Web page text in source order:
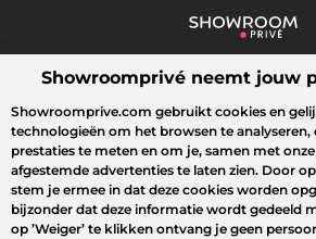
Wat zoek je?
Overzicht sales Sport Fashion Kids
Showroomprivé neemt jouw
Showroomprive.com gebruikt cookies en
technologieën om het browsen te analyseren,
prestaties te meten en om je, samen met
afgestemde advertenties te laten zien. Door op
stem je ermee in dat deze cookies worden
bijzonder dat deze informatie wordt gedeeld
op ’Weiger’ te klikken ontvang je geen